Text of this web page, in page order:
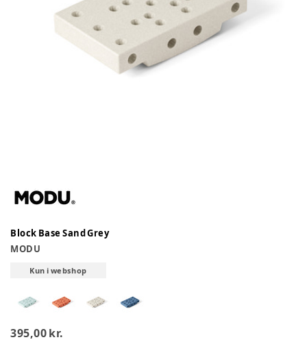
Block Base Sand Grey
MODU
Kun i webshop
395,00 kr.